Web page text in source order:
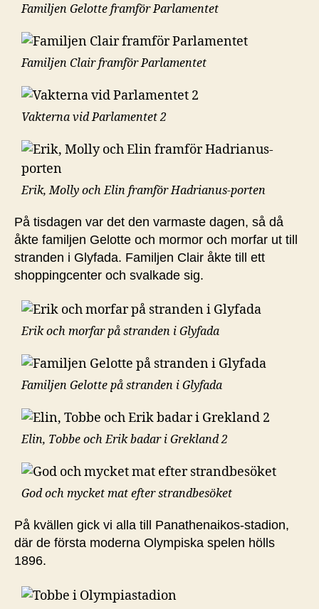
Familjen Gelotte framför Parlamentet
Familjen Clair framför Parlamentet
Vakterna vid Parlamentet 2
Erik, Molly och Elin framför Hadrianus-porten
På tisdagen var det den varmaste dagen, så då
åkte familjen Gelotte och mormor och morfar ut till
stranden i Glyfada. Familjen Clair åkte till ett
shoppingcenter och svalkade sig.
Erik och morfar på stranden i Glyfada
Familjen Gelotte på stranden i Glyfada
Elin, Tobbe och Erik badar i Grekland 2
God och mycket mat efter strandbesöket
På kvällen gick vi alla till Panathenaikos-stadion,
där de första moderna Olympiska spelen hölls
1896.